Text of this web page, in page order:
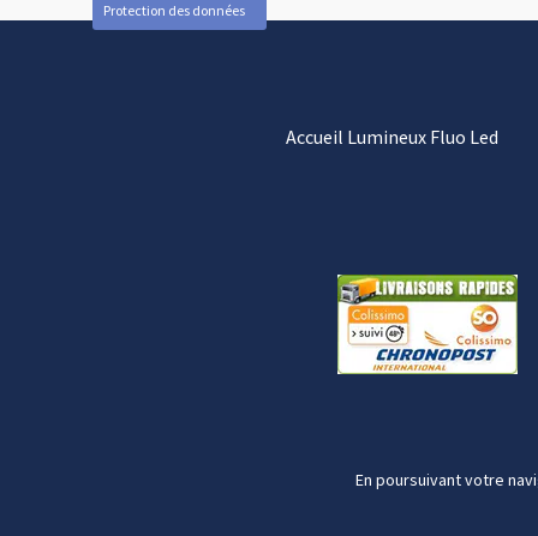
Protection des données
Accueil Lumineux Fluo Led
En poursuivant votre